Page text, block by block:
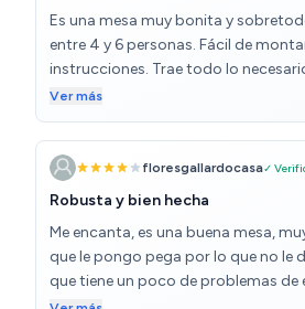
Es una mesa muy bonita y
entre 4 y 6 personas. Fácil de
instrucciones. Trae todo lo
Con buenos acabados
Ver más
floresgallardocasa✓
Robusta y bien hecha
Me encanta, es una buena mesa,
que le pongo pega por lo que no le
que tiene un poco de problemas
está abierta, nada de que